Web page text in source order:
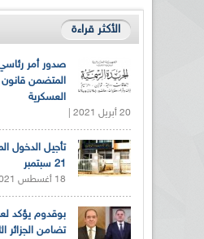
الأكثر قراءة
صدور أمر
المتضمن
العسكرية
20 أبريل 2021 |
تأجيل الدخول
21 سبتمبر
18 أغسطس 2021 |
بوقدوم يؤكد
تضامن الجزائر